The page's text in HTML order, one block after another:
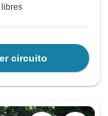
libres
circuito